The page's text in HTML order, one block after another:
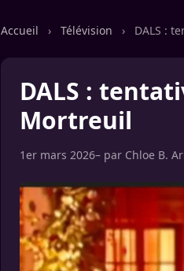
Accueil › Télévision › DALS :
DALS :
Mortreuil
1er mars 2026– par Chloe B.